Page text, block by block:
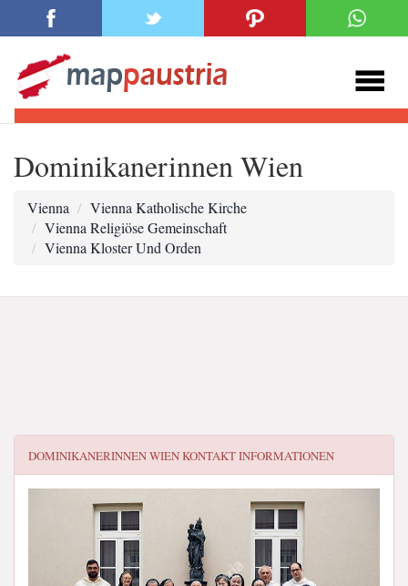
Dominikanerinnen Wien
Vienna
Vienna Katholische Kirche
Vienna Religiöse Gemeinschaft
Vienna Kloster Und Orden
DOMINIKANERINNEN WIENKONTAKT INFORMATIONEN